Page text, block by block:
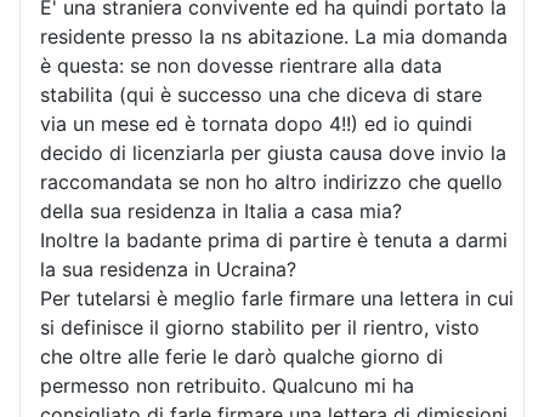
E' una straniera convivente ed ha quindi portato la
residente presso la ns abitazione. La mia domanda
è questa: se non dovesse rientrare alla data
stabilita (qui è successo una che diceva di stare
via un mese ed è tornata dopo 4!!) ed io quindi
decido di licenziarla per giusta causa dove invio la
raccomandata se non ho altro indirizzo che quello
della sua residenza in Italia a casa mia?
Inoltre la badante prima di partire è tenuta a darmi
la sua residenza in Ucraina?
Per tutelarsi è meglio farle firmare una lettera in cui
si definisce il giorno stabilito per il rientro, visto
che oltre alle ferie le darò qualche giorno di
permesso non retribuito. Qualcuno mi ha